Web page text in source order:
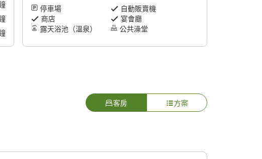
停車場
自動販賣機
商店
宴會廳
露天浴池（溫泉）
公共澡堂
客房 方案